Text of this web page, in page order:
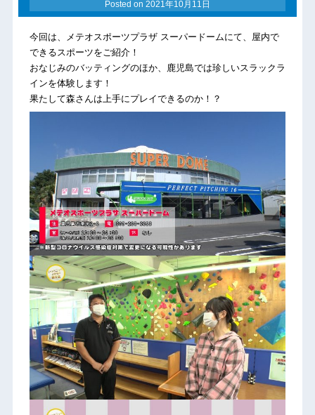
Posted on 2021年10月11日
今回は、メテオスポーツプラザ スーパードームにて、屋内で
できるスポーツをご紹介！
おなじみのバッティングのほか、鹿児島では珍しいスラックラ
インを体験します！
果たして森さんは上手にプレイできるのか！？